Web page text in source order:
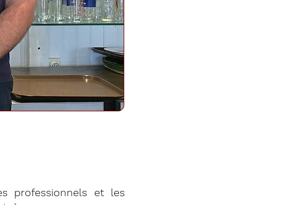
professionnels et les